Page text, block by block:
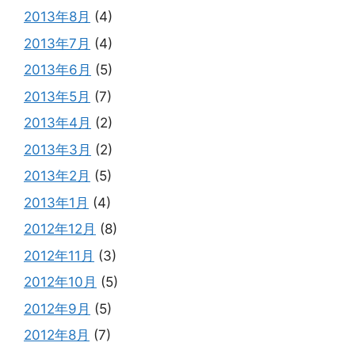
2013年8月 (4)
2013年7月 (4)
2013年6月 (5)
2013年5月 (7)
2013年4月 (2)
2013年3月 (2)
2013年2月 (5)
2013年1月 (4)
2012年12月 (8)
2012年11月 (3)
2012年10月 (5)
2012年9月 (5)
2012年8月 (7)